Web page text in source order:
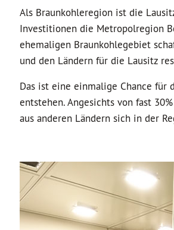
Als Braunkohleregion ist die
Investitionen die Metropolregion
ehemaligen Braunkohlegebiet
und den Ländern für die Lausitz
Das ist eine einmalige Chance für
entstehen. Angesichts von fast
aus anderen Ländern sich in der